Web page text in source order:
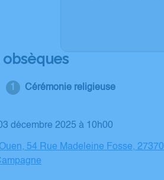
obsèques
Cérémonie religieuse
03 décembre 2025 à 10h00
54 Rue Madeleine Fosse, 27370